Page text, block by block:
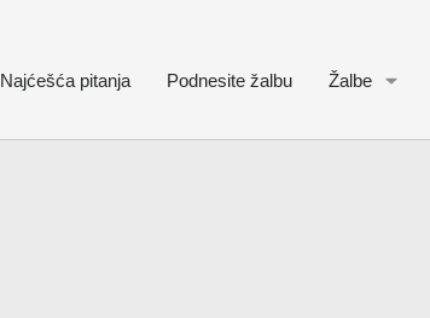
Najćešća pitanja Podnesite žalbu Žalbe